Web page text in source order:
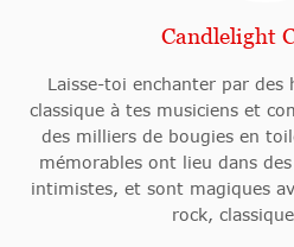
Candlelight
Laisse-toi enchanter par des
classique à tes musiciens et
des milliers de bougies en
mémorables ont lieu dans
intimistes, et sont magiques
rock,